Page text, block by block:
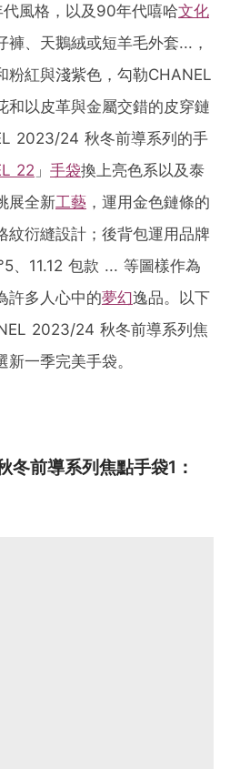
風格，以及90年代嘻哈文化
褲、天鵝絨或短羊毛外套...，
粉紅與淺紫色，勾勒CHANEL
和以皮革與金屬交錯的皮穿鏈
2023/24 秋冬前導系列的手
22 」 手袋換上亮色系以及泰
展全新工藝 ，運用金色鏈條的
紋衍縫設計；後背包運用品牌
、11.12 包款 ... 等圖樣作為
許多人心中的夢幻逸品。以下
2023/24 秋冬前導系列焦
一季完美手袋。
前導系列焦點手袋1：